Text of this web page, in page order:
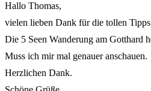
Hallo Thomas,
vielen lieben Dank für die tollen
Die 5 Seen Wanderung am Gotthard
Muss ich mir mal genauer anschauen.
Herzlichen Dank.